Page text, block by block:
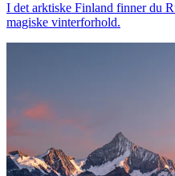
I det arktiske Finland finner du
magiske vinterforhold.